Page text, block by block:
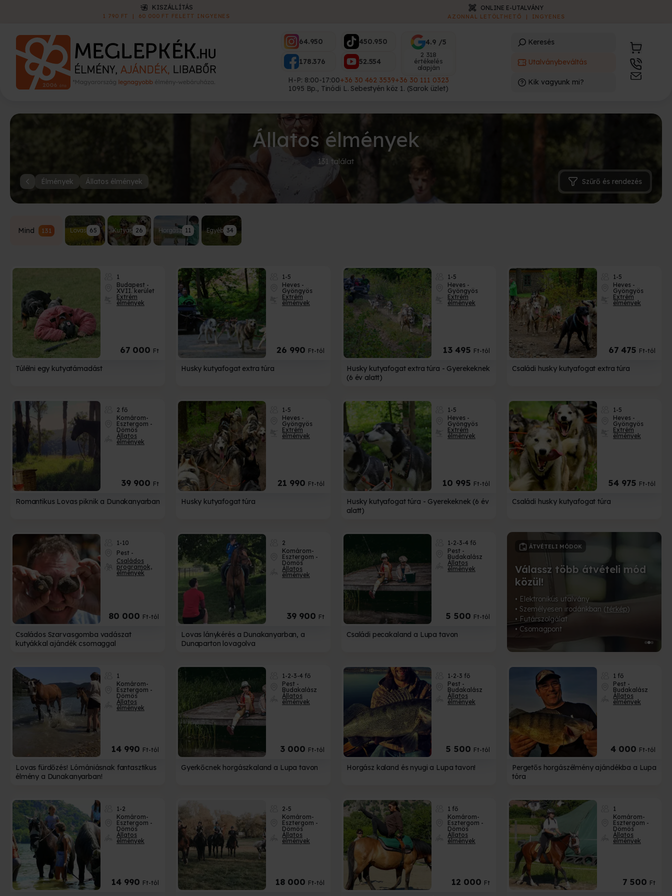
KISZÁLLÍTÁS
1 790 FT | 60 000 FT FELETT INGYENES
ONLINE E-UTALVÁNY
AZONNAL LETÖLTHETŐ | INGYENES
64.950
178.376
450.950
52.554
4.9 /5
2 318
értékelés
alapján
H-P: 8:00-17:00+36 30 462 3539+36 30 111 0323
1095 Bp., Tinódi L. Sebestyén köz 1. (Sarok üzlet)
Keresés
Utalványbeváltás
Kik vagyunk mi?
Állatos élmények
131 találat
Élmények Állatos élmények Szűrő és rendezés
Mind 131 Lovas 65 Kutyás 26 Horgász 11 Egyéb 34
1
Budapest -
XVII. kerület
Extrém
élmények
67 000 Ft
Túlélni egy kutyatámadást
1-5
Heves -
Gyöngyös
Extrém
élmények
26 990 Ft-tól
Husky kutyafogat extra túra
1-5
Heves -
Gyöngyös
Extrém
élmények
13 495 Ft-tól
Husky kutyafogat extra túra - Gyerekeknek
(6 év alatt)
1-5
Heves -
Gyöngyös
Extrém
élmények
67 475 Ft-tól
Családi husky kutyafogat extra túra
2 fő
Komárom-
Esztergom -
Dömös
Állatos
élmények
39 900 Ft
Romantikus Lovas piknik a Dunakanyarban
1-5
Heves -
Gyöngyös
Extrém
élmények
21 990 Ft-tól
Husky kutyafogat túra
1-5
Heves -
Gyöngyös
Extrém
élmények
10 995 Ft-tól
Husky kutyafogat túra - Gyerekeknek (6 év
alatt)
1-5
Heves -
Gyöngyös
Extrém
élmények
54 975 Ft-tól
Családi husky kutyafogat túra
1-10
Pest -
Családos
programok,
élmények
80 000 Ft-tól
Családos Szarvasgomba vadászat
kutyákkal ajándék csomaggal
2
Komárom-
Esztergom -
Dömös
Állatos
élmények
39 900 Ft
Lovas lánykérés a Dunakanyarban, a
Dunaparton lovagolva
1-2-3-4 fő
Pest -
Budakalász
Állatos
élmények
5 500 Ft-tól
Családi pecakaland a Lupa tavon
AJÁNDÉKUTALVÁNY
Nem tudsz választani?
Megnézem
Válassz több átvételi mód
közül!
• Elektronikus utalvány
• Személyesen irodánkban (
• Futárszolgálat
CSOMAGOLÁSOK
Tedd még egyedibbé
Válassz a 18-féle prémium csomagolás
közül!
1
Komárom-
Esztergom -
Dömös
Állatos
élmények
14 990 Ft-tól
Lovas fürdőzés! Lómániásnak fantasztikus
élmény a Dunakanyarban!
1-2-3-4 fő
Pest -
Budakalász
Állatos
élmények
3 000 Ft-tól
Gyerkőcnek horgászkaland a Lupa tavon
1-2-3 fő
Pest -
Budakalász
Állatos
élmények
5 500 Ft-tól
Horgász kaland és nyugi a Lupa tavon!
1 fő
Pest -
Budakalász
Állatos
élmények
4 000 Ft-tól
Pergetős horgászélmény ajándékba a Lupa
tóra
1-2
Komárom-
Esztergom -
Dömös
Állatos
élmények
14 990 Ft-tól
2-5
Komárom-
Esztergom -
Dömös
Állatos
élmények
18 000 Ft-tól
1 fő
Komárom-
Esztergom -
Dömös
Állatos
élmények
12 000 Ft
1
Komárom-
Esztergom -
Dömös
Állatos
élmények
7 500 Ft